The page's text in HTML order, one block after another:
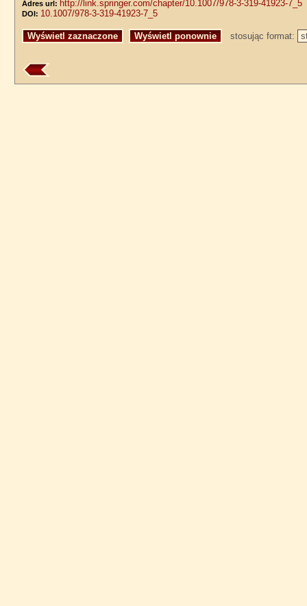
Adres url: http://link.springer.com/chapter/10.1007/978-3-319-41923-7_5
DOI: 10.1007/978-3-319-41923-7_5
stosując format: